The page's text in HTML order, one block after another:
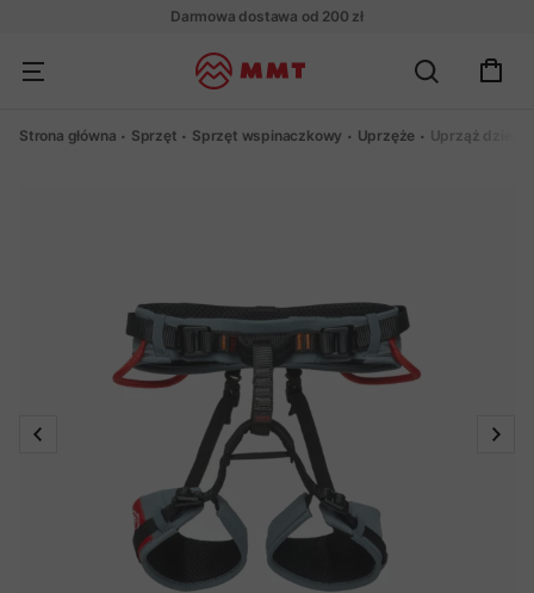
Darmowa dostawa od 200 zł
Strona główna Sprzęt Sprzęt wspinaczkowy Uprzęże Uprząż